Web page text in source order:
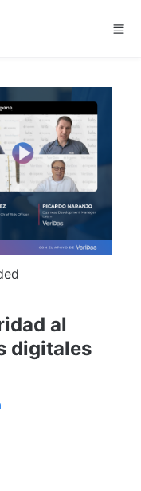
al
digitales